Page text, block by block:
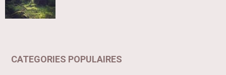
CATEGORIES POPULAIRES